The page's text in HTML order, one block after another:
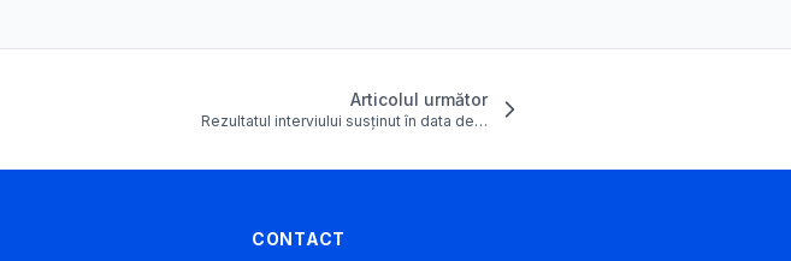
Articolul următor
Rezultatul interviului susținut în data de…
CONTACT